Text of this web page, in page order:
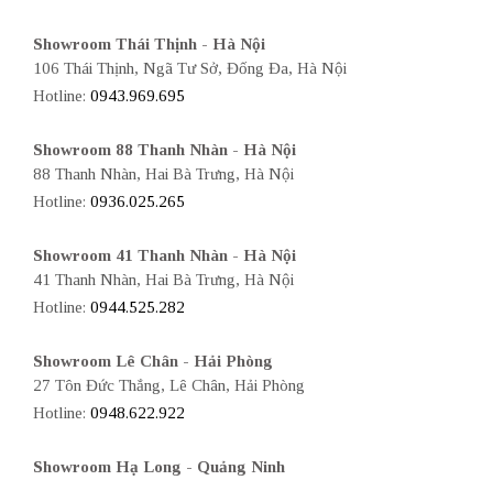
Showroom Thái Thịnh - Hà Nội
106 Thái Thịnh, Ngã Tư Sở, Đống Đa, Hà Nội
Hotline: 0943.969.695
Showroom 88 Thanh Nhàn - Hà Nội
88 Thanh Nhàn, Hai Bà Trưng, Hà Nội
Hotline: 0936.025.265
Showroom 41 Thanh Nhàn - Hà Nội
41 Thanh Nhàn, Hai Bà Trưng, Hà Nội
Hotline: 0944.525.282
Showroom Lê Chân - Hải Phòng
27 Tôn Đức Thắng, Lê Chân, Hải Phòng
Hotline: 0948.622.922
Showroom Hạ Long - Quảng Ninh